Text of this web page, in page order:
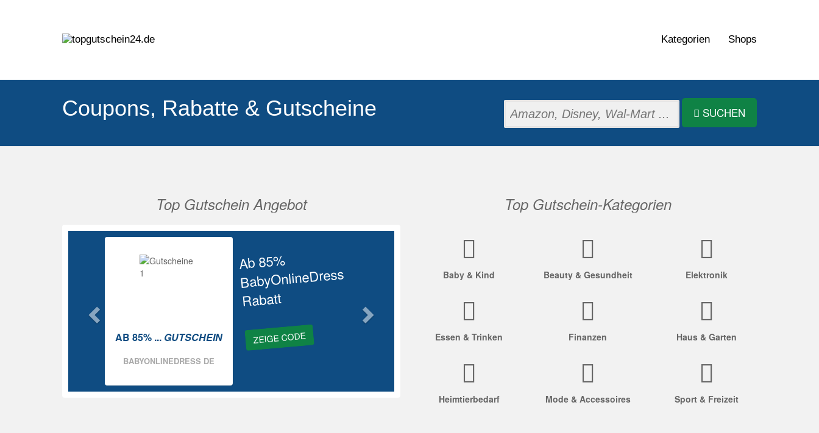
Kategorien Shops
Coupons, Rabatte & Gutscheine SUCHEN
Top Gutschein Angebot
Ab 85%
BabyOnlineDress
Rabatt
ZEIGE CODE
AB 85% ... GUTSCHEIN
BABYONLINEDRESS DE
Vorherige
Top Gutschein-Kategorien
Baby & Kind Beauty & Gesundheit Elektronik
Essen & Trinken Finanzen Haus & Garten
Heimtierbedarf Mode & Accessoires Sport & Freizeit